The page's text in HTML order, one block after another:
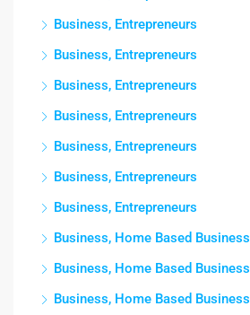
Business, Entrepreneurs
Business, Entrepreneurs
Business, Entrepreneurs
Business, Entrepreneurs
Business, Entrepreneurs
Business, Entrepreneurs
Business, Entrepreneurs
Business, Home Based Business
Business, Home Based Business
Business, Home Based Business